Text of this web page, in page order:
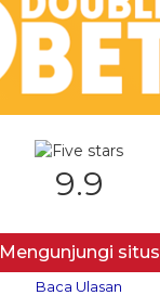
9.9
Mengunjungi situs
Baca Ulasan